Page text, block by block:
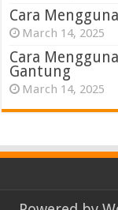
Cara
March 14, 2025
Cara
Gantung
March 14, 2025